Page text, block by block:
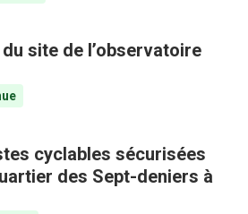
site de l’observatoire
cyclables sécurisées
des Sept-deniers à